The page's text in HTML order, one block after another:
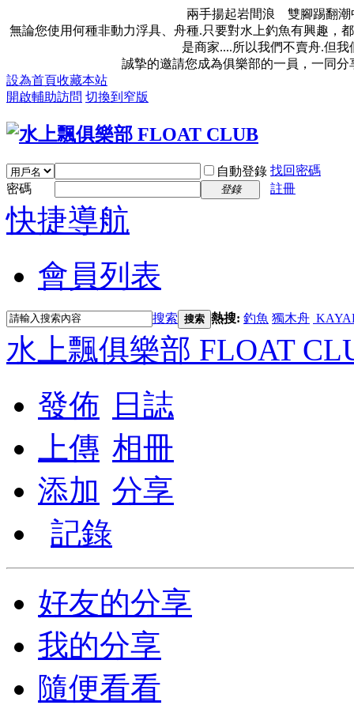
兩手揚起岩間浪 雙腳踢翻
無論您使用何種非動力浮具、舟種.只要對水上釣魚有興趣，
是商家....所以我們不賣舟.但
誠摯的邀請您成為俱樂部的一員，一同
設為首頁收藏本站
開啟輔助訪問 切換到窄版
自動登錄 找回密碼
密碼
登錄 註冊
快捷導航
會員列表
搜索 搜索 熱搜: 釣魚 獨木舟
水上飄俱樂部 FLOAT
發佈
日誌
上傳 相冊
添加 分享
記錄
好友的分享
我的分享
隨便看看